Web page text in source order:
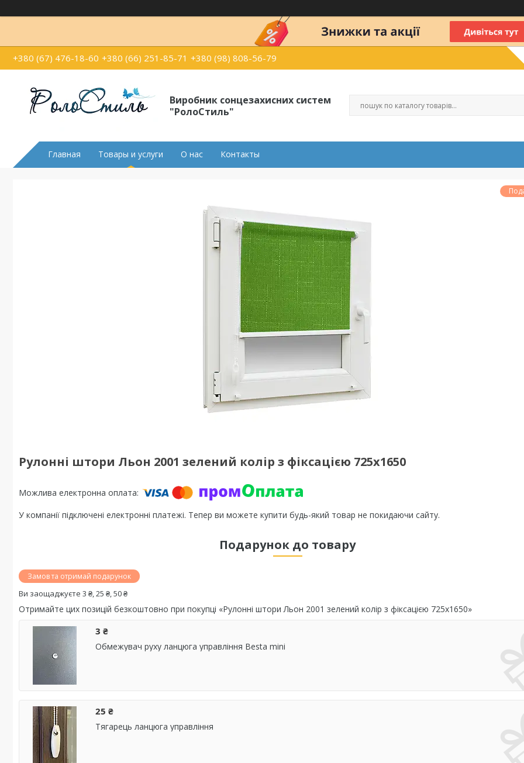
+380 (67) 476-18-60 +380 (66) 251-85-71 +380 (98) 808-56-79
Виробник сонцезахисних систем
"РолоСтиль"
Главная Товары и услуги О нас Контакты
Рулонні штори Льон 2001 зелений колір з фіксацією 725х1650
У компанії підключені електронні платежі. Тепер ви можете купити будь-який товар не покидаючи сайту.
Подарунок до товару
Замов та отримай подарунок
Ви заощаджуєте 3 ₴, 25 ₴, 50 ₴
Отримайте цих позицій безкоштовно при покупці «Рулонні штори Льон 2001 зелений колір з фіксацією 725х1650»
3 ₴
Обмежувач руху ланцюга управління Besta mini
25 ₴
Тягарець ланцюга управління